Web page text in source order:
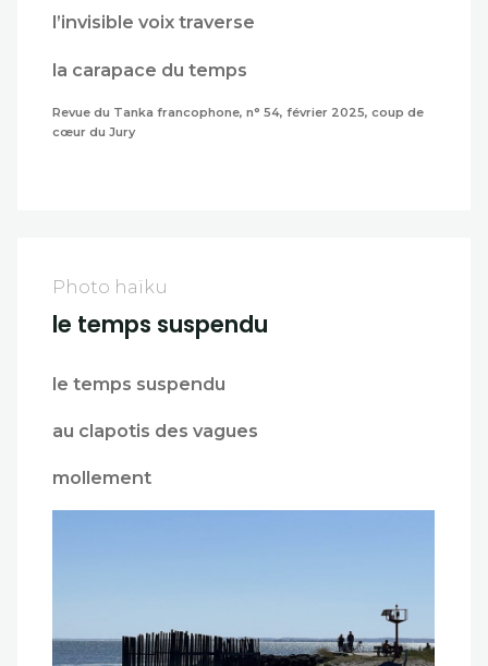
l’invisible voix traverse
la carapace du temps
Revue du Tanka francophone, n° 54, février 2025, coup de
cœur du Jury
Photo haïku
le temps suspendu
le temps suspendu
au clapotis des vagues
mollement